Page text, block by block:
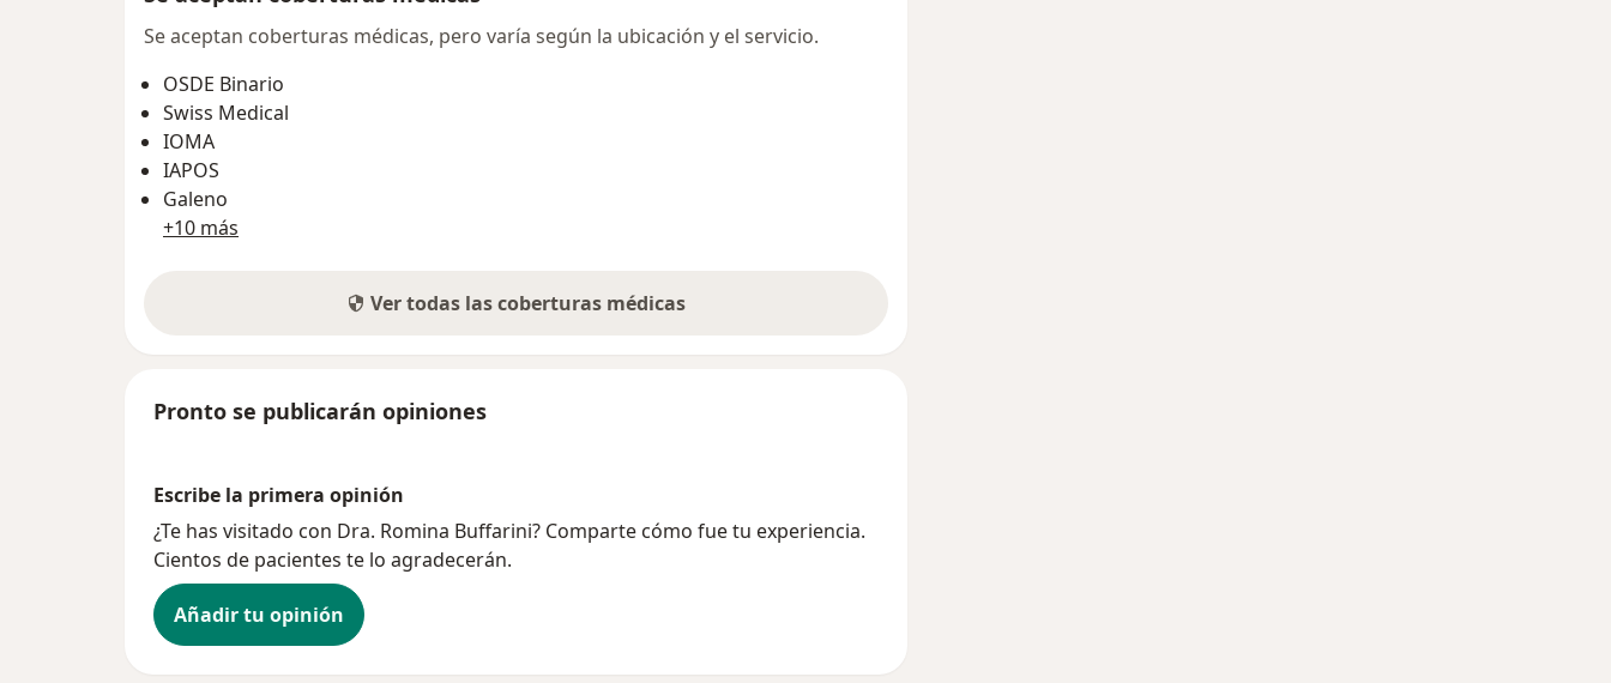
Se aceptan coberturas médicas, pero varía según la ubicación y el servicio.
OSDE Binario
Swiss Medical
IOMA
IAPOS
Galeno
+10 más
Ver todas las coberturas médicas
Pronto se publicarán opiniones
Escribe la primera opinión
¿Te has visitado con Dra. Romina Buffarini? Comparte cómo fue tu experiencia.
Cientos de pacientes te lo agradecerán.
Añadir tu opinión